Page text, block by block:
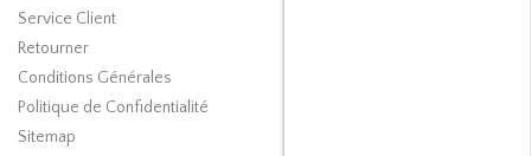
Service Client
Retourner
Conditions Générales
Politique de Confidentialité
Sitemap